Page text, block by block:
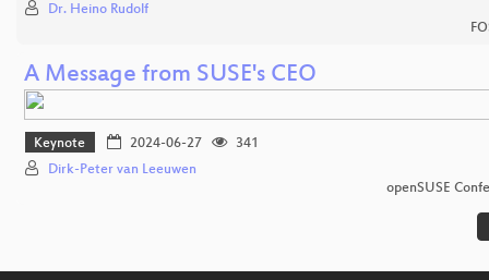
Dr. Heino Rudolf
A Message from SUSE's CEO
Keynote 2024-06-27
341
Dirk-Peter van Leeuwen
openSUSE